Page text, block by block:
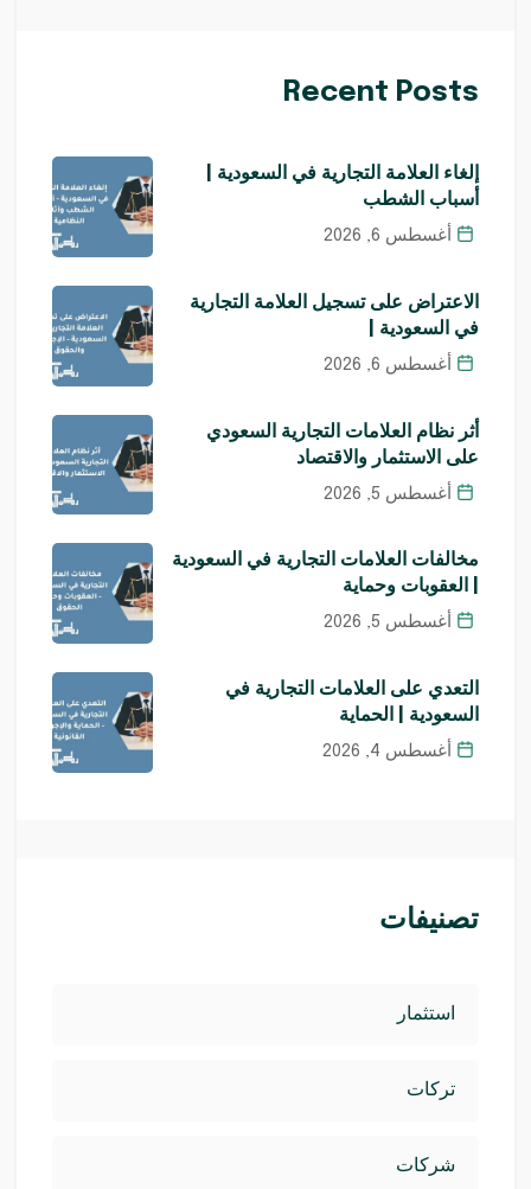
Recent Posts
إلغاء العلامة التجارية في السعودية |
أسباب الشطب
أغسطس 6, 2026
الاعتراض على تسجيل العلامة التجارية
في السعودية |
أغسطس 6, 2026
أثر نظام العلامات التجارية السعودي
على الاستثمار والاقتصاد
أغسطس 5, 2026
مخالفات العلامات التجارية في السعودية
| العقوبات وحماية
أغسطس 5, 2026
التعدي على العلامات التجارية في
السعودية | الحماية
أغسطس 4, 2026
تصنيفات
استثمار
تركات
شركات